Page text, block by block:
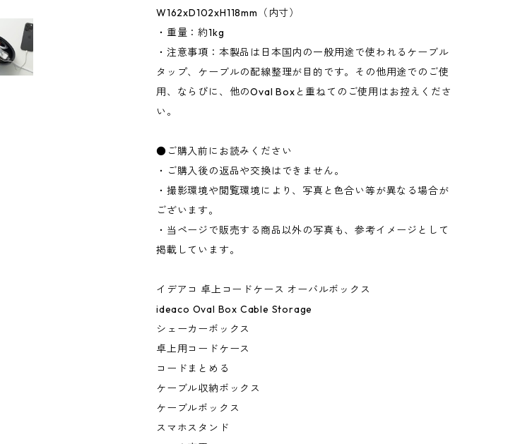
W162xD102xH118mm（内寸）
・重量：約1kg
・注意事項：本製品は日本国内の一般用途で使われるケーブル
タップ、ケーブルの配線整理が目的です。その他用途でのご使
用、ならびに、他のOval Boxと重ねてのご使用はお控えくださ
い。
●ご購入前にお読みください
・ご購入後の返品や交換はできません。
・撮影環境や閲覧環境により、写真と色合い等が異なる場合が
ございます。
・当ページで販売する商品以外の写真も、参考イメージとして
掲載しています。
イデアコ 卓上コードケース オーバルボックス
ideaco Oval Box Cable Storage
シェーカーボックス
卓上用コードケース
コードまとめる
ケーブル収納ボックス
ケーブルボックス
スマホスタンド